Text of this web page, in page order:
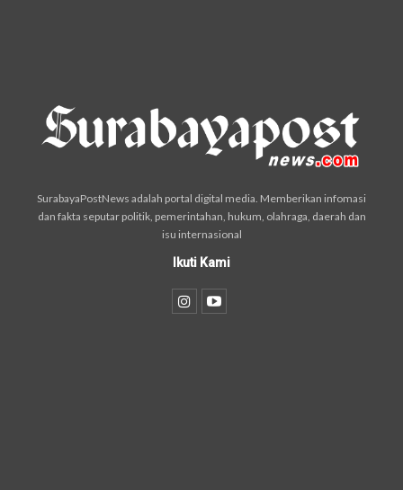
SurabayaPostNews adalah portal digital media. Memberikan infomasi
dan fakta seputar politik, pemerintahan, hukum, olahraga, daerah dan
isu internasional
Ikuti Kami